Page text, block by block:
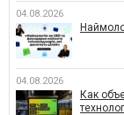
04.08.2026
04.08.2026
Как